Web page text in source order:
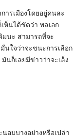
ารเมืองโดยอยู่คนละ
ห็นได้ชัดว่า พลเอก
มนะ สามารถที่จะ
นใจว่าจะชนะการเลือก
นก็เลยมีข่าวว่าจะเล็ง
อมบางอย่างหรือเปล่า